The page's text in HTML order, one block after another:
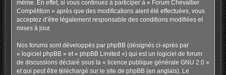
même. En effet, si vous continuez à participer à « Forum Chevallier
Compétition » après que des modifications aient été effectuées, vous
acceptez d’être légalement responsable des conditions modifiées et
mises à jour.
Nos forums sont développés par phpBB (désignés ci-après par
« logiciel phpBB » et « phpBB Limited ») qui est un logiciel de forum
de discussions déclaré sous la « licence publique générale GNU 2.0»
et qui peut être téléchargé sur le site de phpBB(en anglais). Le